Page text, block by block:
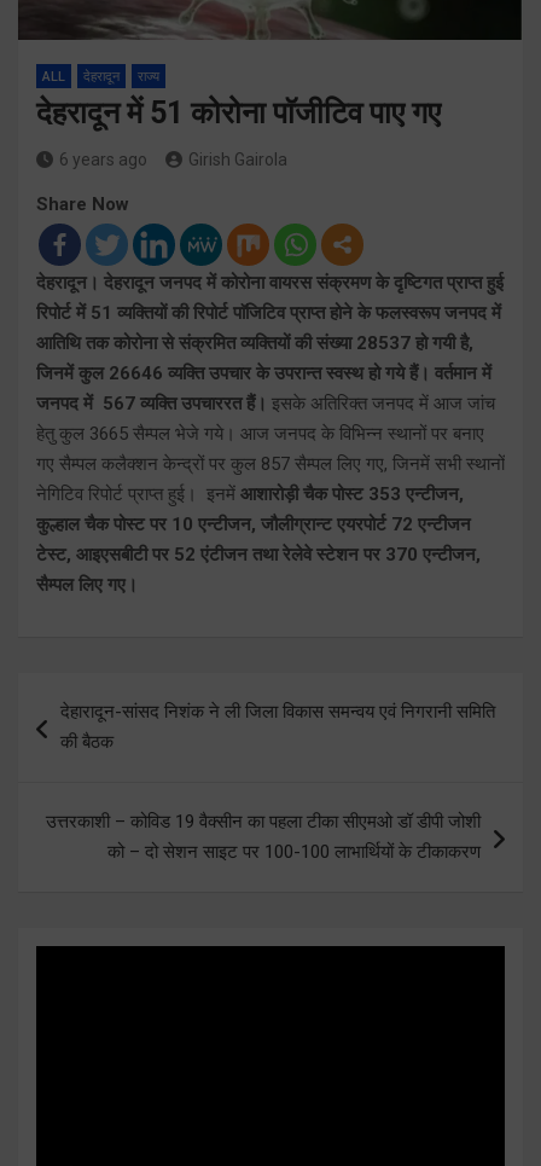
ALL देहरादून राज्य
देहरादून में 51 कोरोना पाॅजीटिव पाए गए
6 years ago Girish Gairola
Share Now
देहरादून। देहरादून जनपद में कोरोना वायरस संक्रमण के दृष्टिगत प्राप्त हुई
रिपोर्ट में 51 व्यक्तियों की रिपोर्ट पाॅजिटिव प्राप्त होने के फलस्वरूप जनपद में
आतिथि तक कोरोना से संक्रमित व्यक्तियों की संख्या 28537 हो गयी है,
जिनमें कुल 26646 व्यक्ति उपचार के उपरान्त स्वस्थ हो गये हैं। वर्तमान में
जनपद में 567 व्यक्ति उपचाररत हैं। इसके अतिरिक्त जनपद में आज जांच
हेतु कुल 3665 सैम्पल भेजे गये। आज जनपद के विभिन्न स्थानों पर बनाए
गए सैम्पल कलैक्शन केन्द्रों पर कुल 857 सैम्पल लिए गए, जिनमें सभी स्थानों
नेगिटिव रिपोर्ट प्राप्त हुई। इनमें आशारोड़ी चैक पोस्ट 353 एन्टीजन,
कुल्हाल चैक पोस्ट पर 10 एन्टीजन, जौलीग्रान्ट एयरपोर्ट 72 एन्टीजन
टेस्ट, आइएसबीटी पर 52 एंटीजन तथा रेलेवे स्टेशन पर 370 एन्टीजन,
सैम्पल लिए गए।
navigation
देहारादून-सांसद निशंक ने ली जिला विकास समन्वय एवं निगरानी समिति
की बैठक
उत्तरकाशी – कोविड 19 वैक्सीन का पहला टीका सीएमओ डॉ डीपी जोशी
को – दो सेशन साइट पर 100-100 लाभार्थियों के टीकाकरण